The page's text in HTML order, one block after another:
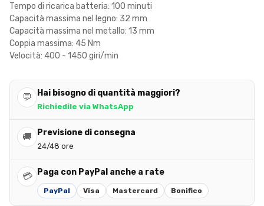
Tempo di ricarica batteria: 100 minuti
Capacità massima nel legno: 32 mm
Capacità massima nel metallo: 13 mm
Coppia massima: 45 Nm
Velocità: 400 - 1450 giri/min
💬 Hai bisogno di quantità maggiori?
Richiedile via WhatsApp
🚚 Previsione di consegna
24/48 ore
💳 Paga con PayPal anche a rate
PayPal Visa Mastercard Bonifico